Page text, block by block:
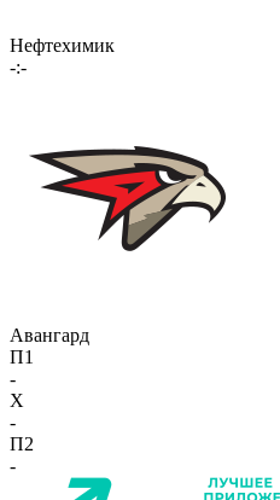
Нефтехимик
-:-
Авангард
П1
-
X
-
П2
-